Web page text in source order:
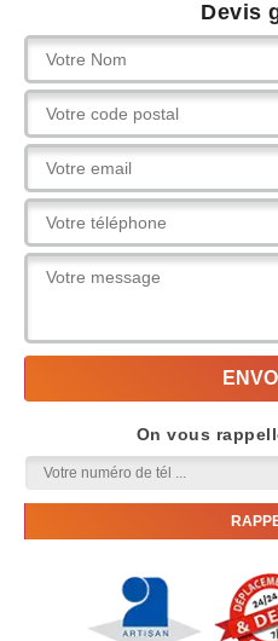
Devis
On vous